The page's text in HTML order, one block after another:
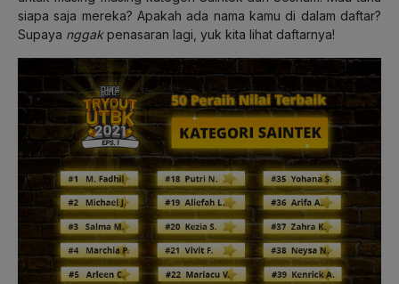
siapa saja mereka? Apakah ada nama kamu di dalam daftar?
Supaya nggakpenasaran lagi, yuk kita lihat daftarnya!